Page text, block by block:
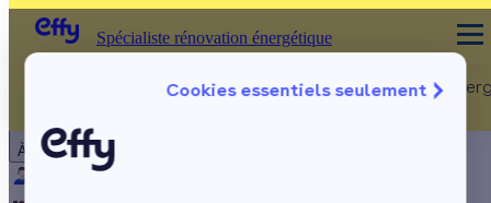
Cookies essentiels seulement
À propos
Spécialiste rénovation énergétique Rénovation
Spécialiste rénovation énergétique